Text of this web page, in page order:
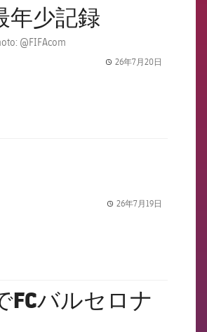
年少記録
@FIFAcom
26年7月20日
26年7月19日
バルセロナ